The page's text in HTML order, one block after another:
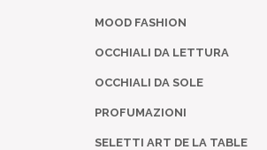
MOOD FASHION
OCCHIALI DA LETTURA
OCCHIALI DA SOLE
PROFUMAZIONI
SELETTI ART DE LA TABLE